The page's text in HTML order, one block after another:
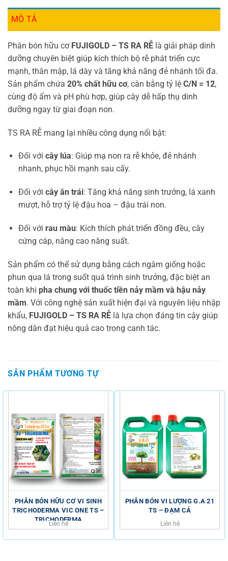
MÔ TẢ
Phân bón hữu cơ FUJIGOLD – TS RA RỄ là giải pháp dinh
dưỡng chuyên biệt giúp kích thích bộ rễ phát triển cực
mạnh, thân mập, lá dày và tăng khả năng đẻ nhánh tối đa.
Sản phẩm chứa 20% chất hữu cơ, cân bằng tỷ lệ C/N = 12,
cùng độ ẩm và pH phù hợp, giúp cây dễ hấp thụ dinh
dưỡng ngay từ giai đoạn non.
TS RA RỄ mang lại nhiều công dụng nổi bật:
Đối với cây lúa: Giúp mạ non ra rễ khỏe, đẻ nhánh
nhanh, phục hồi mạnh sau cấy.
Đối với cây ăn trái: Tăng khả năng sinh trưởng, lá xanh
mượt, hỗ trợ tỷ lệ đậu hoa – đậu trái non.
Đối với rau màu: Kích thích phát triển đồng đều, cây
cứng cáp, nâng cao năng suất.
Sản phẩm có thể sử dụng bằng cách ngâm giống hoặc
phun qua lá trong suốt quá trình sinh trưởng, đặc biệt an
toàn khi pha chung với thuốc tiền nảy mầm và hậu nảy
mầm. Với công nghệ sản xuất hiện đại và nguyên liệu nhập
khẩu, FUJIGOLD – TS RA RỄ là lựa chọn đáng tin cậy giúp
nông dân đạt hiệu quả cao trong canh tác.
SẢN PHẨM TƯƠNG TỰ
PHÂN BÓN HỮU CƠ VI SINH
TRICHODERMA VIC ONE TS –
TRICHODERMA
Liên hệ
PHÂN BÓN VI LƯỢNG G.A 21
TS – ĐẠM CÁ
Liên hệ